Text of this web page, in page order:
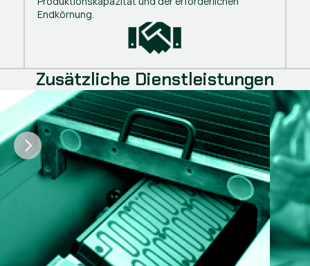
Endkörnung.
Zusätzliche Dienstleistungen